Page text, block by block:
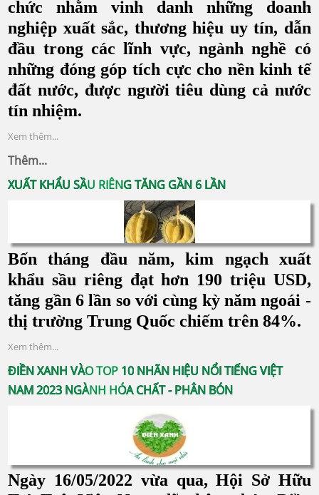
chức nhằm vinh danh những doanh
nghiệp xuất sắc, thương hiệu uy tín, dẫn
đầu trong các lĩnh vực, ngành nghề có
những đóng góp tích cực cho nền kinh tế
đất nước, được người tiêu dùng cả nước
tín nhiệm.
Xem thêm...
Thêm...
XUẤT KHẨU SẦU RIÊNG TĂNG GẦN 6 LẦN
Bốn tháng đầu năm, kim ngạch xuất
khẩu sầu riêng đạt hơn 190 triệu USD,
tăng gần 6 lần so với cùng kỳ năm ngoái -
thị trường Trung Quốc chiếm trên 84%.
Xem thêm...
ĐIỀN XANH VÀO TOP 10 NHÃN HIỆU NỔI TIẾNG VIỆT
NAM 2023 NGÀNH HÓA CHẤT - PHÂN BÓN
Ngày 16/05/2022 vừa qua, Hội Sở Hữu